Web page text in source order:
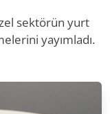
sektörün yurt
yayımladı.